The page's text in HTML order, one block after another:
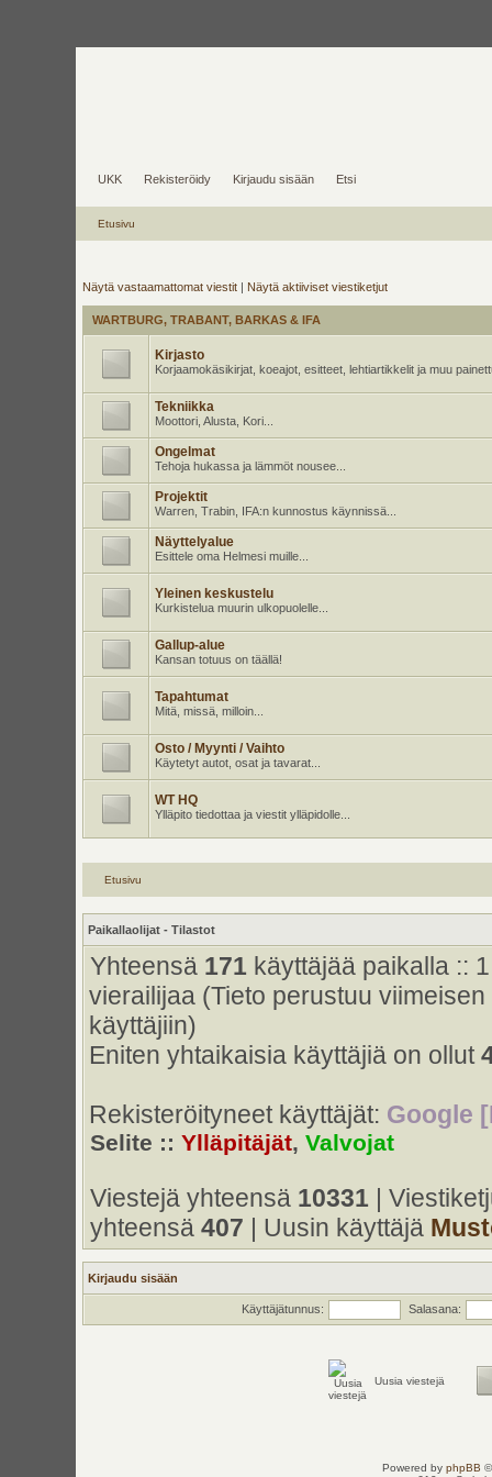
UKK Rekisteröidy Kirjaudu sisään Etsi
Etusivu
Näytä vastaamattomat viestit| Näytä aktiiviset viestiketjut
WARTBURG, TRABANT, BARKAS & IFA
Kirjasto
Korjaamokäsikirjat, koeajot, esitteet, lehtiartikkelit ja muu
Tekniikka
Moottori, Alusta, Kori...
Ongelmat
Tehoja hukassa ja lämmöt nousee...
Projektit
Warren, Trabin, IFA:n kunnostus käynnissä...
Näyttelyalue
Esittele oma Helmesi muille...
Yleinen keskustelu
Kurkistelua muurin ulkopuolelle...
Gallup-alue
Kansan totuus on täällä!
Tapahtumat
Mitä, missä, milloin...
Osto / Myynti / Vaihto
Käytetyt autot, osat ja tavarat...
WT HQ
Ylläpito tiedottaa ja viestit ylläpidolle...
Etusivu
Paikallaolijat - Tilastot
Yhteensä 171 käyttäjää paikalla ::
vierailijaa (Tieto perustuu
käyttäjiin)
Eniten yhtaikaisia käyttäjiä on ollut
Rekisteröityneet käyttäjät: Google
Selite :: Ylläpitäjät, Valvojat
Viestejä yhteensä 10331 |
yhteensä 407 | Uusin käyttäjä
Kirjaudu sisään
Käyttäjätunnus: Salasana:
Uusia viestejä
Powered by phpBB